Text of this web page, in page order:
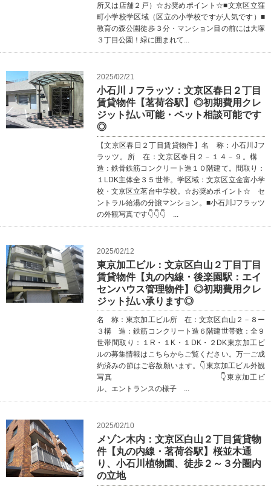
所又は店舗２戸）☆お奨めポイント☆■文京区立窪
町小学校学区域（区立の小学校ですが人気です）■
教育の森公園徒歩３分・マンション目の前には大塚
３丁目公園！緑に囲まれて...
2025/02/21
小石川Ｊフラッツ：文京区春日２丁目
賃貸物件【茗荷谷駅】◎初期費用クレ
ジット払い可能・ペット相談可能です
◎
【文京区春日２丁目賃貸物件】名 称：小石川Jフ
ラッツ。所 在：文京区春日２－１４－９。構
造：鉄骨鉄筋コンクリート造１０階建て。間取り：
１LDK主体全３５世帯。学区域：文京区立金富小学
校・文京区立茗台中学校。☆お奨めポイント☆ セ
ントラル給湯の分譲マンション。■小石川Jフラッツ
の外観写真です👇👇👇 ...
2025/02/12
東京加工ビル：文京区白山２丁目丁目
賃貸物件【丸の内線・後楽園駅：エイ
センハウス管理物件】◎初期費用クレ
ジット払い承ります◎
名 称：東京加工ビル所 在：文京区白山２－８ー
３構 造：鉄筋コンクリート造６階建世帯数：全９
世帯間取り：１R・１K・１DK・２DK東京加工ビ
ルの募集情報はこちらからご覧ください。万一ご成
約済みの節はご容赦願います。👇東京加工ビル外観
写真 👇東京加工ビ
ル、エントランスの様子 ...
2025/02/10
メゾン木内：文京区白山２丁目賃貸物
件【丸の内線・茗荷谷駅】桜並木通
り、小石川植物園、徒歩２～３分圏内
の立地